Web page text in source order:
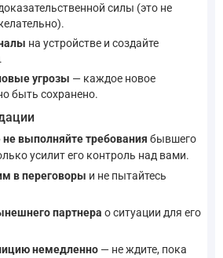
силы (это не
на устройстве и создайте
угрозы — каждое новое
быть сохранено.
выполняйте требования бывшего
усилит его контроль над вами.
в переговоры и не пытайтесь
партнера о ситуации для его
немедленно — не ждите, пока